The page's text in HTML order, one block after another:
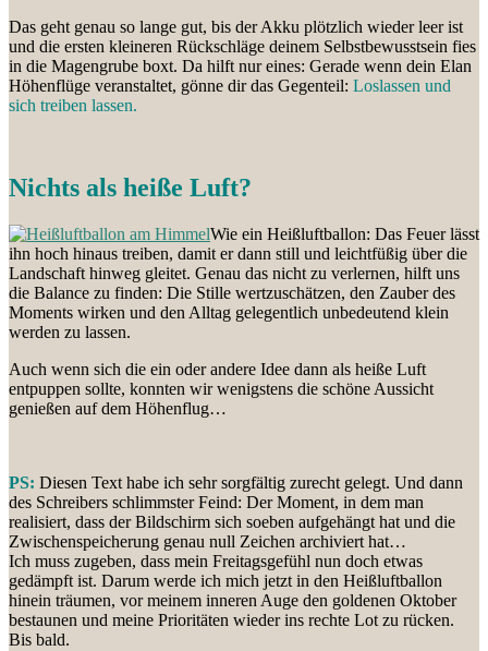
Das geht genau so lange gut, bis der Akku plötzlich wieder leer ist
und die ersten kleineren Rückschläge deinem Selbstbewusstsein fies
in die Magengrube boxt. Da hilft nur eines: Gerade wenn dein Elan
Höhenflüge veranstaltet, gönne dir das Gegenteil: Loslassen und
sich treiben lassen.
Nichts als heiße Luft?
Wie ein Heißluftballon: Das Feuer lässt
ihn hoch hinaus treiben, damit er dann still und leichtfüßig über die
Landschaft hinweg gleitet. Genau das nicht zu verlernen, hilft uns
die Balance zu finden: Die Stille wertzuschätzen, den Zauber des
Moments wirken und den Alltag gelegentlich unbedeutend klein
werden zu lassen.
Auch wenn sich die ein oder andere Idee dann als heiße Luft
entpuppen sollte, konnten wir wenigstens die schöne Aussicht
genießen auf dem Höhenflug…
PS: Diesen Text habe ich sehr sorgfältig zurecht gelegt. Und dann
des Schreibers schlimmster Feind: Der Moment, in dem man
realisiert, dass der Bildschirm sich soeben aufgehängt hat und die
Zwischenspeicherung genau null Zeichen archiviert hat…
Ich muss zugeben, dass mein Freitagsgefühl nun doch etwas
gedämpft ist. Darum werde ich mich jetzt in den Heißluftballon
hinein träumen, vor meinem inneren Auge den goldenen Oktober
bestaunen und meine Prioritäten wieder ins rechte Lot zu rücken.
Bis bald.